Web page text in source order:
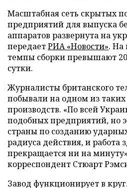
Масштабная сеть скрытых
предприятий для выпуска
аппаратов развернута на
передаетРИА «Новости». На
темпы сборки превышают
сутки.
Журналисты британского
побывали на одном из
производств. «По всей
подобных предприятий, но
страны по созданию
радиуса действия, и работа
прекращается ни на
корреспондент Стюарт
Завод функционирует в